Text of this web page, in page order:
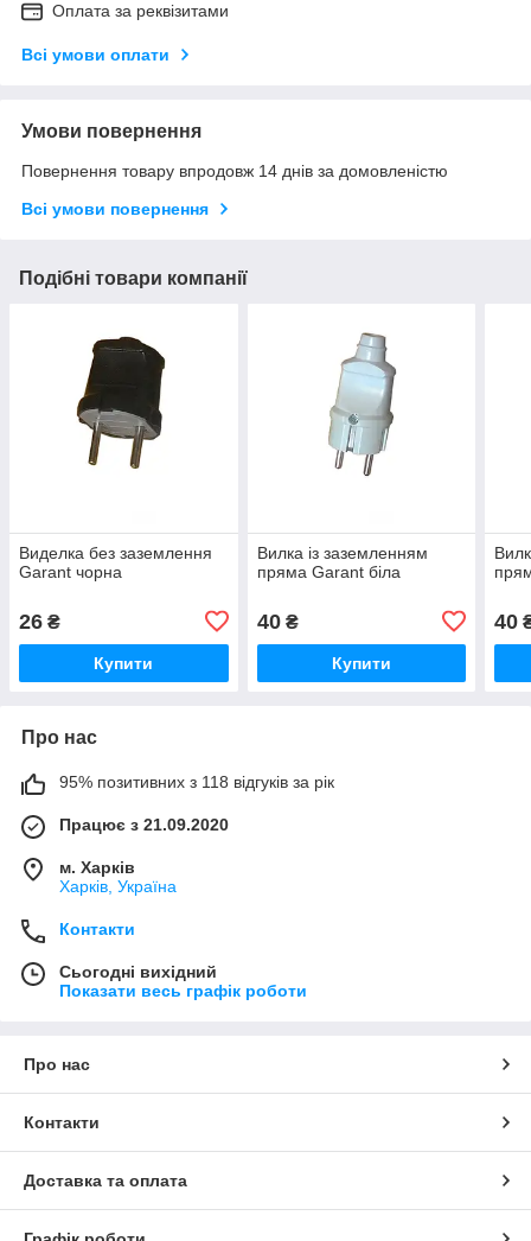
Оплата за реквізитами
Всі умови оплати
Умови повернення
Повернення товару впродовж 14 днів за домовленістю
Всі умови повернення
Подібні товари компанії
Виделка без заземлення
Garant чорна
26 ₴
Купити
Вилка із заземленням
пряма Garant біла
40₴
Купити
40
Про нас
95% позитивних з 118 відгуків за рік
Працює з 21.09.2020
м. Харків
Харків, Україна
Контакти
Сьогодні вихідний
Показати весь графік роботи
Про нас
Контакти
Доставка та оплата